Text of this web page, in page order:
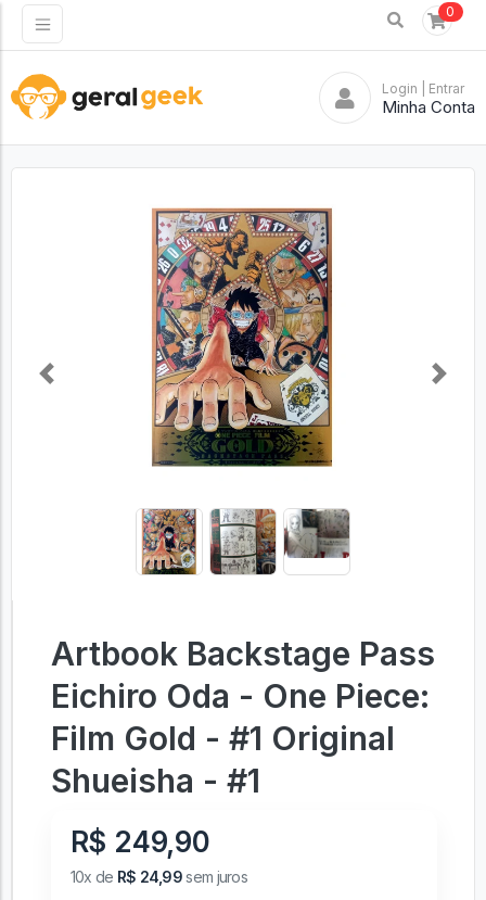
0
Login | Entrar
Minha Conta
Previous Next
Artbook Backstage Pass
Eichiro Oda - One Piece:
Film Gold - #1 Original
Shueisha - #1
R$ 249,90
10x de R$ 24,99sem juros